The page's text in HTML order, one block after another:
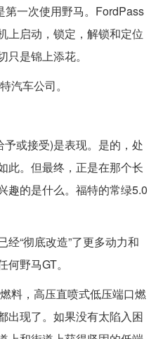
第一次使用野马。FordPass
上启动，锁定，解锁和定位
是锦上添花。
汽车公司。
或接受)是表现。是的，处
此。但最终，正是在那个长
趣的是什么。福特的常绿5.0
“彻底改造”了更多动力和
野马GT。
料，高压直喷式低压端口燃
出现了。如果没有太陷入困